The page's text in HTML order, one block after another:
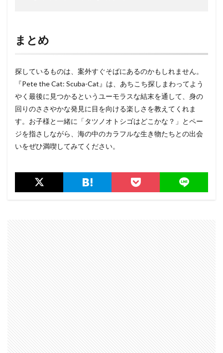
まとめ
探しているものは、案外すぐそばにあるのかもしれません。
『Pete the Cat: Scuba-Cat』は、あちこち探しまわってよう
やく最後に見つかるというユーモラスな結末を通して、身の
回りのささやかな発見に目を向ける楽しさを教えてくれま
す。お子様と一緒に「タツノオトシゴはどこかな？」とペー
ジを指さしながら、海の中のカラフルな生き物たちとの出会
いをぜひ満喫してみてください。